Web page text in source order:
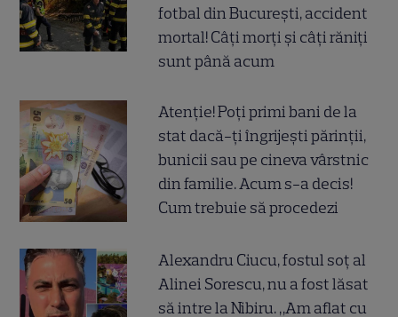
fotbal din București, accident
mortal! Câți morți și câți răniți
sunt până acum
Atenție! Poți primi bani de la
stat dacă-ți îngrijești părinții,
bunicii sau pe cineva vârstnic
din familie. Acum s-a decis!
Cum trebuie să procedezi
Alexandru Ciucu, fostul soț al
Alinei Sorescu, nu a fost lăsat
să intre la Nibiru. „Am aflat cu